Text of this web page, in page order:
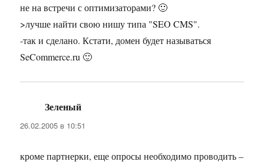
не на встречи с оптимизаторами? 🙂
>лучше найти свою нишу типа "SEO CMS".
-так и сделано. Кстати, домен будет называться
SeCommerce.ru 🙂
Зеленый
26.02.2005 в 10:51
кроме партнерки, еще опросы необходимо проводить –